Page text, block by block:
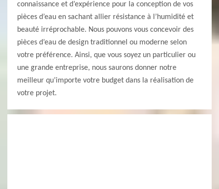
connaissance et d’expérience pour la conception de vos
pièces d’eau en sachant allier résistance à l’humidité et
beauté irréprochable. Nous pouvons vous concevoir des
pièces d’eau de design traditionnel ou moderne selon
votre préférence. Ainsi, que vous soyez un particulier ou
une grande entreprise, nous saurons donner notre
meilleur qu’importe votre budget dans la réalisation de
votre projet.